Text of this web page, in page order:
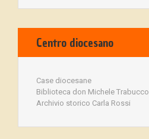
Centro diocesano
Case diocesane
Biblioteca don Michele Trabucco
Archivio storico Carla Rossi